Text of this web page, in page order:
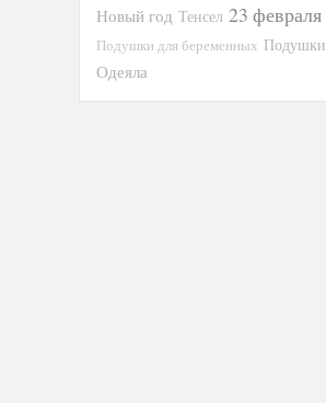
Новый год Тенсел 23 февраля
Подушки для беременных Подушки
Одеяла